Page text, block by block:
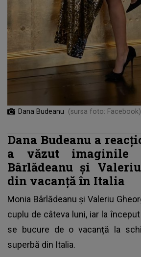
Dana Budeanu (sursa foto: Facebook)
Dana Budeanu a
a văzut imaginile
Bârlădeanu și
din vacanță în Italia
Monia Bârlădeanu și Valeriu
cuplu de câteva luni, iar la
se bucure de o vacanță la
superbă din Italia.